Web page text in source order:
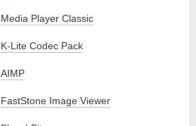
Media Player Classic
K-Lite Codec Pack
AIMP
FastStone Image Viewer